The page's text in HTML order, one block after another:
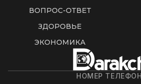
ВОПРОС-ОТВЕТ
ЗДОРОВЬЕ
ЭКОНОМИКА
НОМЕР